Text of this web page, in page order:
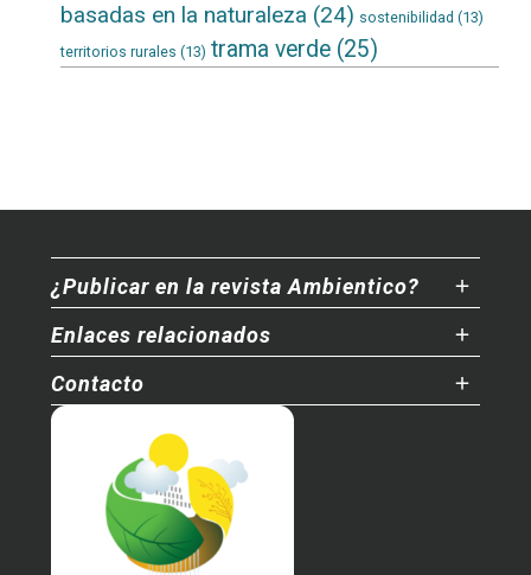
basadas en la naturaleza (24) sostenibilidad (13)
territorios rurales (13) trama verde(25)
¿Publicar en la revista Ambientico?
Enlaces relacionados
Contacto